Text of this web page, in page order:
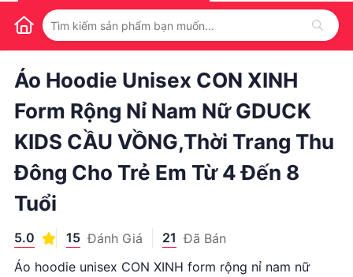
1
Áo Hoodie Unisex CON XINH
Form Rộng Nỉ Nam Nữ GDUCK
KIDS CẦU VỒNG,thời Trang Thu
Đông Cho Trẻ Em Từ 4 Đến 8
Tuổi
5.0 15 Đánh Giá 21 Đã Bán
Áo hoodie unisex CON XINH form rộng nỉ nam nữ